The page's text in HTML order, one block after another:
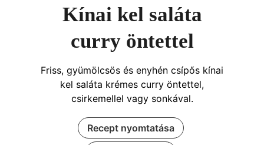
Kínai kel saláta
curry öntettel
Friss, gyümölcsös és enyhén csípős kínai
kel saláta krémes curry öntettel,
csirkemellel vagy sonkával.
Recept nyomtatása